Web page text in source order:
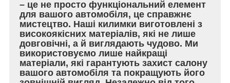
– це не просто функціональний елемент
для вашого автомобіля, це справжнє
мистецтво. Наші килимки виготовлені з
високоякісних матеріалів, які не лише
довговічні, а й виглядають чудово. Ми
використовуємо лише найкращі
матеріали, які гарантують захист салону
вашого автомобіля та покращують його